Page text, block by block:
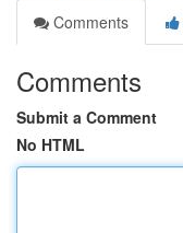
Comments
Comments
Submit a Comment
No HTML